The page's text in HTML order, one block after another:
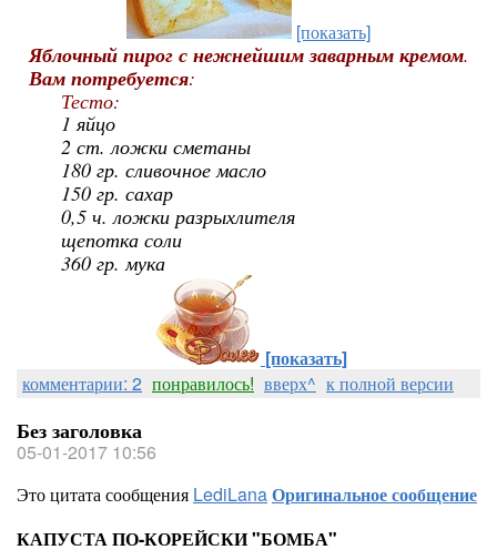
[показать]
Яблочный пирог с нежнейшим заварным кремом.
Вам потребуется:
Тесто:
1 яйцо
2 ст. ложки сметаны
180 гр. сливочное масло
150 гр. сахар
0,5 ч. ложки разрыхлителя
щепотка соли
360 гр. мука
[показать]
комментарии: 2 понравилось! вверх^ к полной версии
Без заголовка
05-01-2017 10:56
Это цитата сообщения LediLanaОригинальное сообщение
КАПУСТА ПО-КОРЕЙСКИ "БОМБА"